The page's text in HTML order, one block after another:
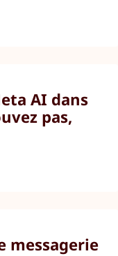
AI dans
pas,
messagerie